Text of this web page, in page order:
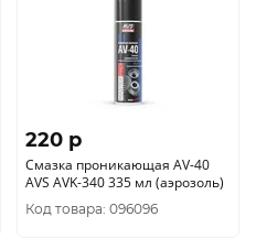
220 p
Смазка проникающая AV-40
AVS AVK-340 335 мл (аэрозоль)
Код товара: 096096